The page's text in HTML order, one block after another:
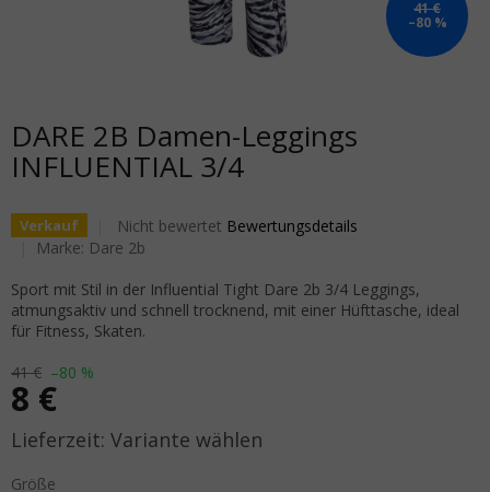
41 €
–80 %
DARE 2B Damen-Leggings
INFLUENTIAL 3/4
Verkauf Die durchschnittliche Produktbewertung ist 0,0 von
Nicht bewertet Bewertungsdetails
Marke: Dare 2b
41 € –80 %
8 €
Verkaufspreis: Variante wählen
Größe
Sport mit Stil in der Influential Tight Dare 2b 3/4 Leggings,
atmungsaktiv und schnell trocknend, mit einer Hüfttasche, ideal
für Fitness, Skaten.